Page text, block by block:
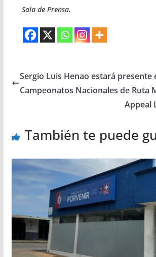
Sala de Prensa.
Sergio Luis Henao estará presente
Campeonatos Nacionales de Ruta
Appeal
También te puede